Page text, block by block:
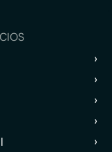
›
›
›
›
›